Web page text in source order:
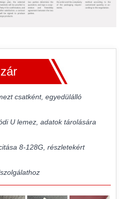
csatként, egyedülálló
U lemez, adatok tárolására
8-128G, részletekért